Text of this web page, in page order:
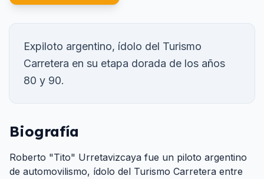
Expiloto argentino, ídolo del Turismo
Carretera en su etapa dorada de los años
80 y 90.
Biografía
Roberto "Tito" Urretavizcaya fue un piloto argentino
de automovilismo, ídolo del Turismo Carretera entre